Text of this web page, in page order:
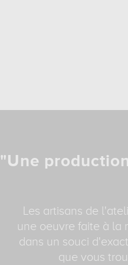
"Une
Les artisans de
une oeuvre faite à la
dans un souci
que vous